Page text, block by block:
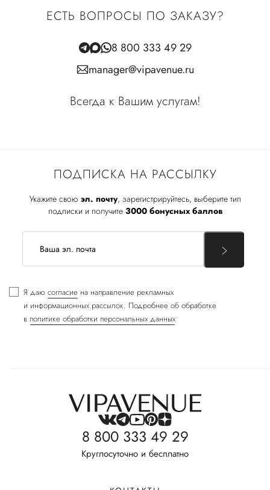
ПОДПИСКА НА РАССЫЛКУ
Укажите свою эл. почту, зарегистрируйтесь, выберите тип
подписки и получите 3000 бонусных баллов
Я даю согласие на направление рекламных
и информационных рассылок. Подробнее об обработке
в политике обработки персональных данных
ЕСТЬ ВОПРОСЫ ПО ЗАКАЗУ?
8 800 333 49 29
manager@vipavenue.ru
Всегда к Вашим услугам!
8 800 333 49 29
Круглосуточно и бесплатно